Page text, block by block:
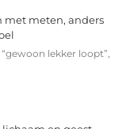
met meten, anders
lekker loopt”,